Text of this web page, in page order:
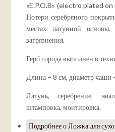
«E.P.O.B» (electro plated
Потери серебряного
местах латунной
загрязнения.
Герб города выполнен в
Длина – 8 см, диаметр чаши
Латунь, серебрение,
штамповка, монтировка.
Подробнеео Ложка для